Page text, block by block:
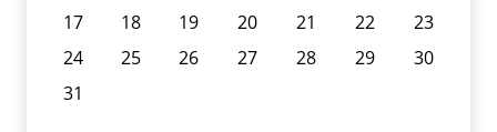
17
18 19 20 21 22
23
24
25 26 27 28 29
30
31